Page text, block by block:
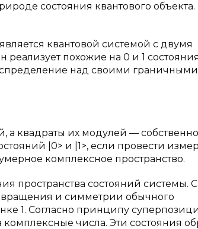
состояния квантового объекта.
квантовой системой с двумя
похожие на 0 и 1
над своими граничными
а квадраты их модулей — собственно
|0> и |1>, если провести
комплексное пространство.
пространства состояний системы. С
и симметрии обычного
1. Согласно принципу
числа. Эти состояния